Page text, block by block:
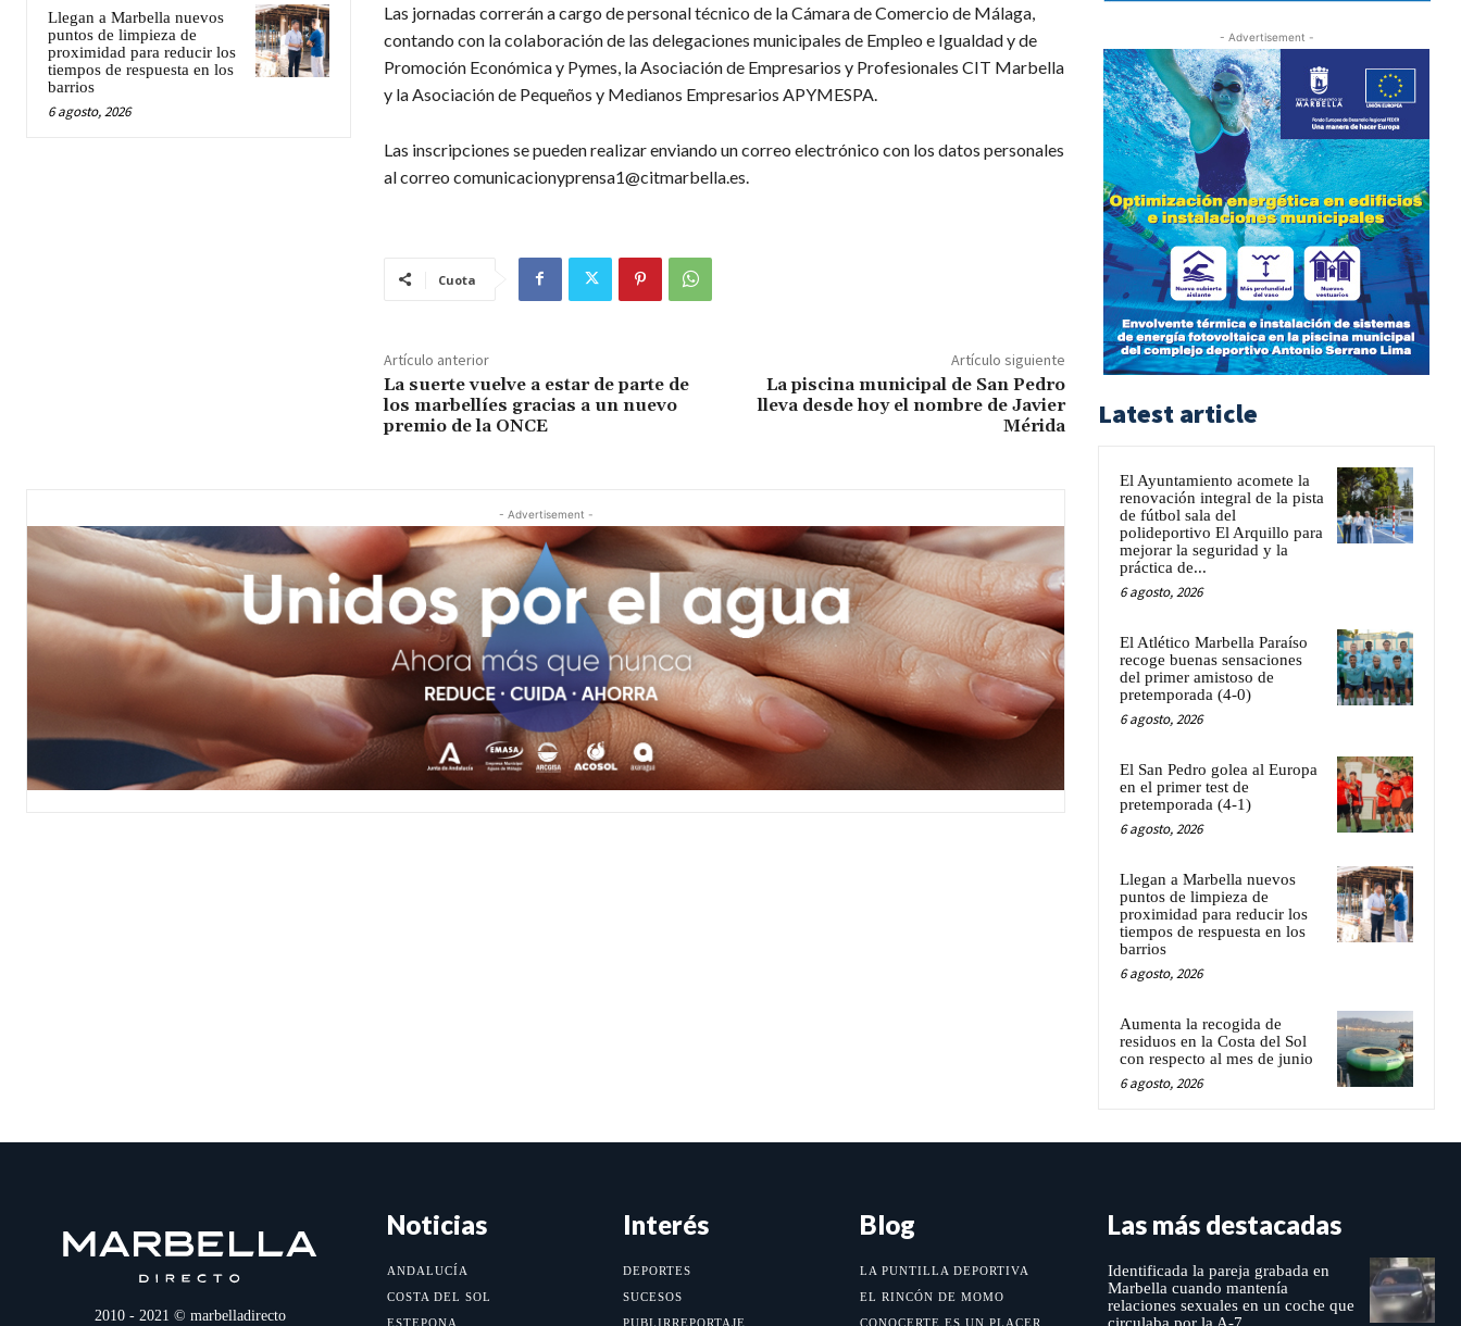
Llegan a Marbella nuevos
puntos de limpieza de
proximidad para reducir los
tiempos de respuesta en los
barrios
6 agosto, 2026
Las jornadas correrán a cargo de personal técnico de la Cámara de Comercio de Málaga,
contando con la colaboración de las delegaciones municipales de Empleo e Igualdad y de
Promoción Económica y Pymes, la Asociación de Empresarios y Profesionales CIT Marbella
y la Asociación de Pequeños y Medianos Empresarios APYMESPA.
Las inscripciones se pueden realizar enviando un correo electrónico con los datos personales
al correo comunicacionyprensa1@citmarbella.es.
Cuota
Artículo anterior
La suerte vuelve a estar de parte de
los marbellíes gracias a un nuevo
premio de la ONCE
Artículo siguiente
La piscina municipal de San Pedro
lleva desde hoy el nombre de Javier
Mérida
- Advertisement -
- Advertisement -
Latest article
El Ayuntamiento acomete la
renovación integral de la pista
de fútbol sala del
polideportivo El Arquillo para
mejorar la seguridad y la
práctica de...
6 agosto, 2026
El Atlético Marbella Paraíso
recoge buenas sensaciones
del primer amistoso de
pretemporada (4-0)
6 agosto, 2026
El San Pedro golea al Europa
en el primer test de
pretemporada (4-1)
6 agosto, 2026
Llegan a Marbella nuevos
puntos de limpieza de
proximidad para reducir los
tiempos de respuesta en los
barrios
6 agosto, 2026
Aumenta la recogida de
residuos en la Costa del Sol
con respecto al mes de junio
6 agosto, 2026
2010 - 2021 © marbelladirecto
Noticias
ANDALUCÍA
COSTA DEL SOL
ESTEPONA
Interés
DEPORTES
SUCESOS
PUBLIRREPORTAJE
Blog
LA PUNTILLA DEPORTIVA
EL RINCÓN DE MOMO
CONOCERTE ES UN PLACER
Las más destacadas
Identificada la pareja grabada en
Marbella cuando mantenía
relaciones sexuales en un coche que